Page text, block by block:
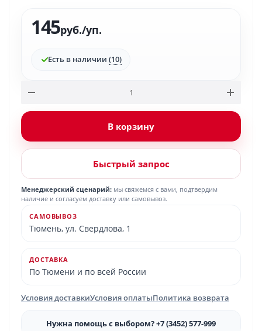
145руб./уп.
Есть в наличии (10)
В корзину
Быстрый запрос
Менеджерский сценарий: мы свяжемся с вами, подтвердим
наличие и согласуем доставку или самовывоз.
САМОВЫВОЗ
Тюмень, ул. Свердлова, 1
ДОСТАВКА
По Тюмени и по всей России
Условия доставкиУсловия оплатыПолитика возврата
Нужна помощь с выбором? +7 (3452) 577-999